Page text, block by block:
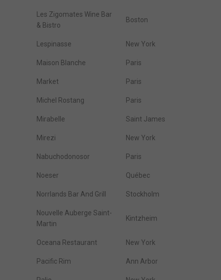
Les Zigomates Wine Bar
& Bistro
Boston
Lespinasse New York
Maison Blanche Paris
Market Paris
Michel Rostang Paris
Mirabelle Saint James
Mirezi New York
Nabuchodonosor Paris
Noeser Québec
Norrlands Bar And Grill Stockholm
Nouvelle Auberge Saint-
Martin
Kintzheim
Oceana Restaurant New York
Pacific Rim Ann Arbor